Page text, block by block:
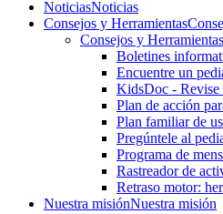
NoticiasNoticias
Consejos y Herramientas
Consejos y Herramientas
Boletines
Encuentre un
KidsDoc - Revise
Plan de acción
Plan familiar de
Pregúntele al
Programa de
Rastre​​ador de
Retraso motor:
Nuestra misiónNuestra misión